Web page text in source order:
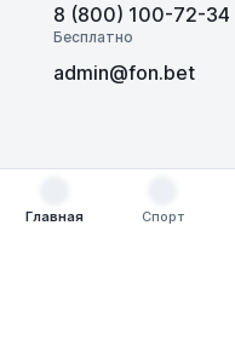
8 (800) 100-72-34
Бесплатно
admin@fon.bet
Главная
Спорт